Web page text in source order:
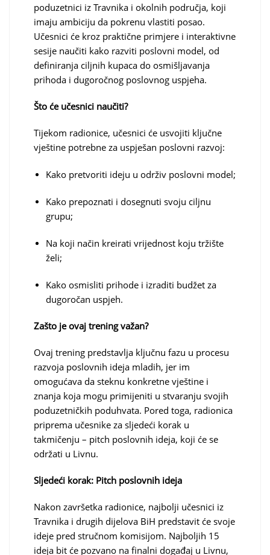
poduzetnici iz Travnika i okolnih područja, koji
imaju ambiciju da pokrenu vlastiti posao.
Učesnici će kroz praktične primjere i interaktivne
sesije naučiti kako razviti poslovni model, od
definiranja ciljnih kupaca do osmišljavanja
prihoda i dugoročnog poslovnog uspjeha.
Što će učesnici naučiti?
Tijekom radionice, učesnici će usvojiti ključne
vještine potrebne za uspješan poslovni razvoj:
Kako pretvoriti ideju u održiv poslovni model;
Kako prepoznati i dosegnuti svoju ciljnu
grupu;
Na koji način kreirati vrijednost koju tržište
želi;
Kako osmisliti prihode i izraditi budžet za
dugoročan uspjeh.
Zašto je ovaj trening važan?
Ovaj trening predstavlja ključnu fazu u procesu
razvoja poslovnih ideja mladih, jer im
omogućava da steknu konkretne vještine i
znanja koja mogu primijeniti u stvaranju svojih
poduzetničkih poduhvata. Pored toga, radionica
priprema učesnike za sljedeći korak u
takmičenju – pitch poslovnih ideja, koji će se
održati u Livnu.
Sljedeći korak: Pitch poslovnih ideja
Nakon završetka radionice, najbolji učesnici iz
Travnika i drugih dijelova BiH predstavit će svoje
ideje pred stručnom komisijom. Najboljih 15
ideja bit će pozvano na finalni događaj u Livnu,